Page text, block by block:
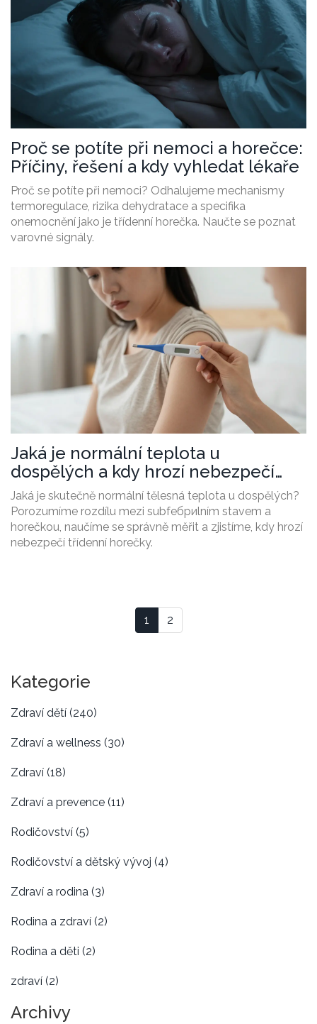
Proč se potíte při nemoci a horečce:
Příčiny, řešení a kdy vyhledat lékaře
Proč se potíte při nemoci? Odhalujeme mechanismy
termoregulace, rizika dehydratace a specifika
onemocnění jako je třídenní horečka. Naučte se poznat
varovné signály.
Jaká je normální teplota u
dospělých a kdy hrozí nebezpečí
třídenní horečky?
Jaká je skutečně normální tělesná teplota u dospělých?
Porozumíme rozdílu mezi subfeбриlním stavem a
horečkou, naučíme se správně měřit a zjistíme, kdy hrozí
nebezpečí třídenní horečky.
1 2
Kategorie
Zdraví dětí (240)
Zdraví a wellness (30)
Zdraví (18)
Zdraví a prevence (11)
Rodičovství (5)
Rodičovství a dětský vývoj (4)
Zdraví a rodina (3)
Rodina a zdraví (2)
Rodina a děti (2)
zdraví (2)
Archivy